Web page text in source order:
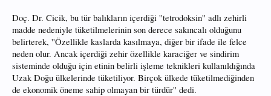
Doç. Dr. Cicik, bu tür balıkların içerdiği ''tetrodoksin'' adlı zehirli
madde nedeniyle tüketilmelerinin son derece sakıncalı olduğunu
belirterek, ''Özellikle kaslarda kasılmaya, diğer bir ifade ile felce
neden olur. Ancak içerdiği zehir özellikle karaciğer ve sindirim
sisteminde olduğu için etinin belirli işleme teknikleri kullanıldığında
Uzak Doğu ülkelerinde tüketiliyor. Birçok ülkede tüketilmediğinden
de ekonomik öneme sahip olmayan bir türdür'' dedi.